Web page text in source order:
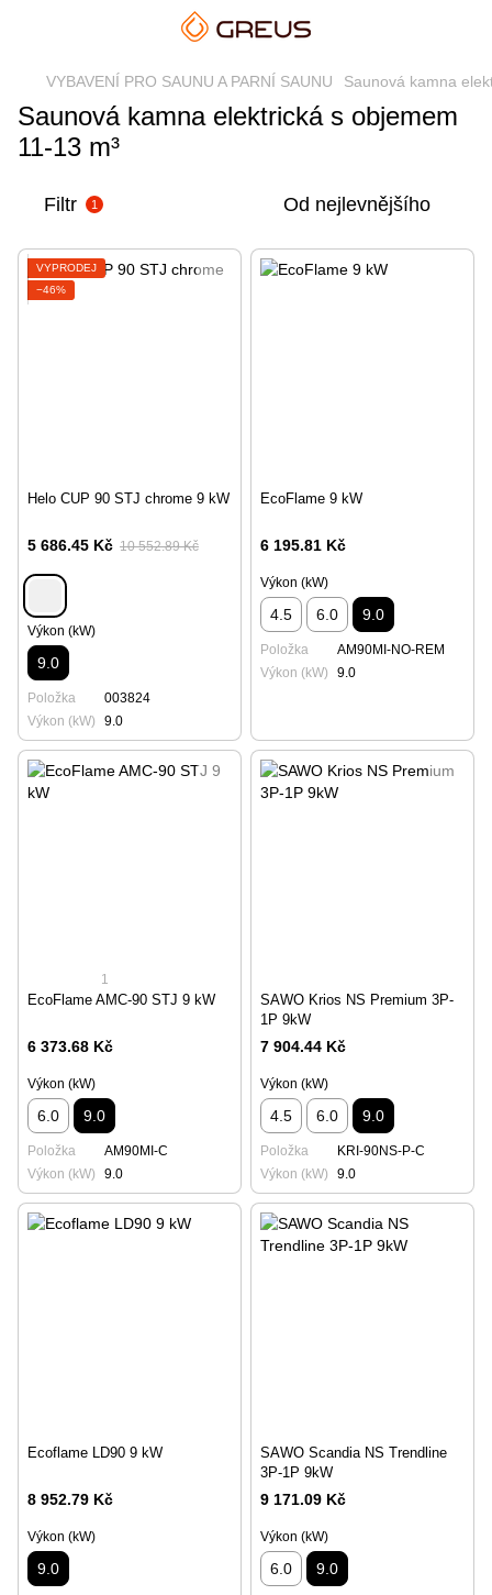
VYBAVENÍ PRO SAUNU A PARNÍ SAUNU Saunová kamna
Saunová kamna elektrická s objemem
11-13 m³
Filtr 1 Od nejlevnějšího
VÝPRODEJ
−46%
Helo CUP 90 STJ chrome 9 kW
5 686.45 Kč 10 552.89 Kč
Výkon (kW)
9.0
Položka
003824
Výkon (kW)
9.0
EcoFlame 9 kW
6 195.81 Kč
Výkon (kW)
4.5 6.0 9.0
Položka
AM90MI-NO-REM
Výkon (kW)
9.0
1
EcoFlame AMC-90 STJ 9 kW
6 373.68 Kč
Výkon (kW)
6.0 9.0
Položka
AM90MI-C
Výkon (kW)
9.0
SAWO Krios NS Premium 3P-
1P 9kW
7 904.44 Kč
Výkon (kW)
4.5 6.0 9.0
Položka
KRI-90NS-P-C
Výkon (kW)
9.0
Ecoflame LD90 9 kW
8 952.79 Kč
Výkon (kW)
9.0
SAWO Scandia NS Trendline
3P-1P 9kW
9 171.09 Kč
Výkon (kW)
6.0 9.0